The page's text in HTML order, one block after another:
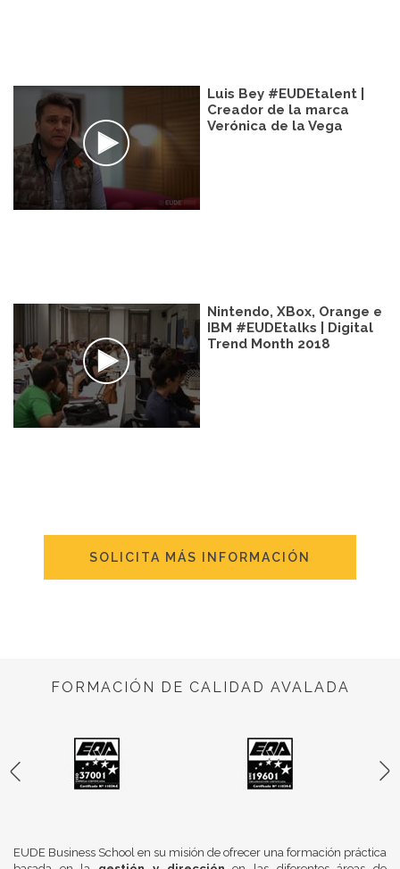
Luis Bey #EUDEtalent |
Creador de la marca
Verónica de la Vega
Nintendo, XBox, Orange e
IBM #EUDEtalks | Digital
Trend Month 2018
SOLICITA MÁS INFORMACIÓN
FORMACIÓN DE CALIDAD AVALADA
EUDE Business School en su misión de ofrecer una formación práctica